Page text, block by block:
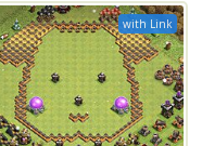
with Link